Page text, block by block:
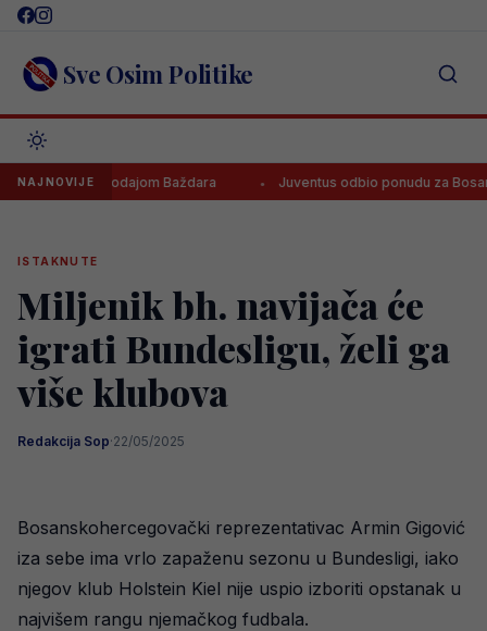
Skip
content Sve Osim Politike
NAJNOVIJE
prodajom Baždara Juventus odbio ponudu za Bosanca,
ISTAKNUTE
Miljenik bh. navijača će
igrati Bundesligu, želi ga
više klubova
Redakcija Sop·22/05/2025
Bosanskohercegovački reprezentativac Armin Gigović
iza sebe ima vrlo zapaženu sezonu u Bundesligi, iako
njegov klub Holstein Kiel nije uspio izboriti opstanak u
najvišem rangu njemačkog fudbala.